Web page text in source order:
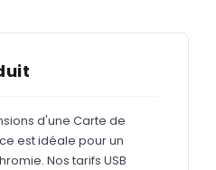
d'une Carte de
est idéale pour un
Nos tarifs USB